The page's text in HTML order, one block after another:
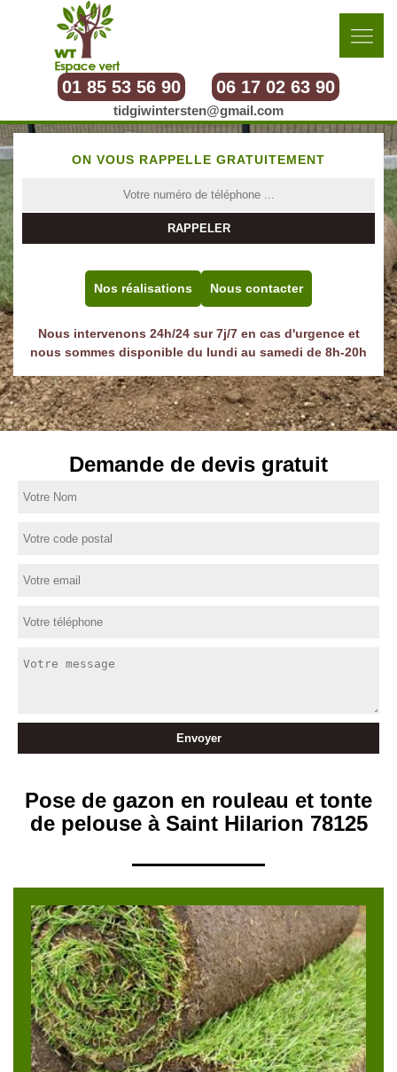
01 85 53 56 90 06 17 02 63 90
tidgiwintersten@gmail.com
ON VOUS RAPPELLE GRATUITEMENT
Nos réalisations Nous contacter
Nous intervenons 24h/24 sur 7j/7 en cas d'urgence et
nous sommes disponible du lundi au samedi de 8h-20h
Demande de devis gratuit
Pose de gazon en rouleau et tonte
de pelouse à Saint Hilarion 78125